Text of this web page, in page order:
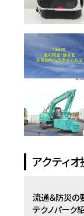
アクティ
流通＆防災の
テクノパーク